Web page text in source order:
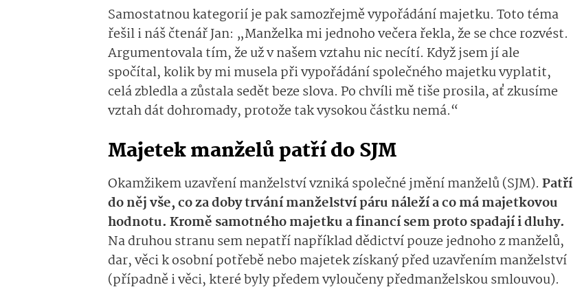
Samostatnou kategorií je pak samozřejmě vypořádání majetku. Toto téma
řešil i náš čtenář Jan: „Manželka mi jednoho večera řekla, že se chce rozvést.
Argumentovala tím, že už v našem vztahu nic necítí. Když jsem jí ale
spočítal, kolik by mi musela při vypořádání společného majetku vyplatit,
celá zbledla a zůstala sedět beze slova. Po chvíli mě tiše prosila, ať zkusíme
vztah dát dohromady, protože tak vysokou částku nemá.“
Majetek manželů patří do SJM
Okamžikem uzavření manželství vzniká společné jmění manželů (SJM). Patří
do něj vše, co za doby trvání manželství páru náleží a co má majetkovou
hodnotu. Kromě samotného majetku a financí sem proto spadají i dluhy.
Na druhou stranu sem nepatří například dědictví pouze jednoho z manželů,
dar, věci k osobní potřebě nebo majetek získaný před uzavřením manželství
(případně i věci, které byly předem vyloučeny předmanželskou smlouvou).